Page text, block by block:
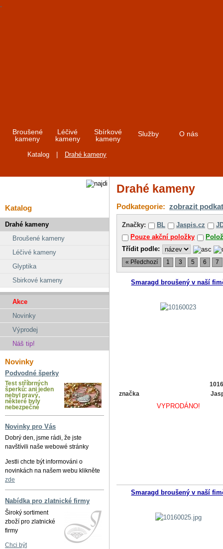
Broušené
kameny
Léčivé
kameny
Sbírkové
kameny
Služby O nás
Katalog Drahé kameny
Katalog
Drahé kameny
Broušené kameny
Léčivé kameny
Glyptika
Sbirkové kameny
Akce
Novinky
Výprodej
Náš tip!
Novinky
Podvodné šperky
Test stříbrných
šperků: ani jeden
nebyl pravý,
některé byly
nebezpečné
Novinky pro Vás
Dobrý den, jsme rádi, že jste
navštívili naše webowé stránky
Jestli chcte být informováni o
novinkách na našem webu klikněte
zde
Nabídka pro zlatnické firmy
Široký sortiment
zboží pro zlatnické
firmy
Chci být
Drahé kameny
Podkategorie: zobrazit
Značky: BL Jaspis.cz
Pouze akční položky
Třídit podle:
« Předchozí 1 3 5 6 7
Smaragd broušený v naší
značka
VYPRODÁNO!
Smaragd broušený v naší